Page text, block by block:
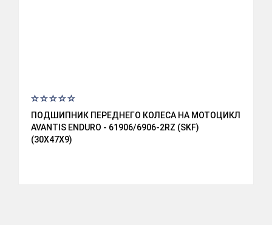
ПОДШИПНИК ПЕРЕДНЕГО КОЛЕСА НА МОТОЦИКЛ
AVANTIS ENDURO - 61906/6906-2RZ (SKF)
(30X47X9)